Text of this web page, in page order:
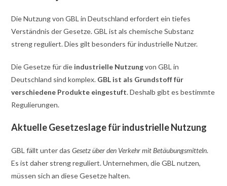
Die Nutzung von GBL in Deutschland erfordert ein tiefes
Verständnis der Gesetze. GBL ist als chemische Substanz
streng reguliert. Dies gilt besonders für industrielle Nutzer.
Die Gesetze für die industrielle Nutzungvon GBL in
Deutschland sind komplex. GBL ist als Grundstoff für
verschiedene Produkte eingestuft. Deshalb gibt es bestimmte
Regulierungen.
Aktuelle Gesetzeslage für industrielle Nutzung
GBL fällt unter dasGesetz über den Verkehr mit Betäubungsmitteln.
Es ist daher streng reguliert. Unternehmen, die GBL nutzen,
müssen sich an diese Gesetze halten.